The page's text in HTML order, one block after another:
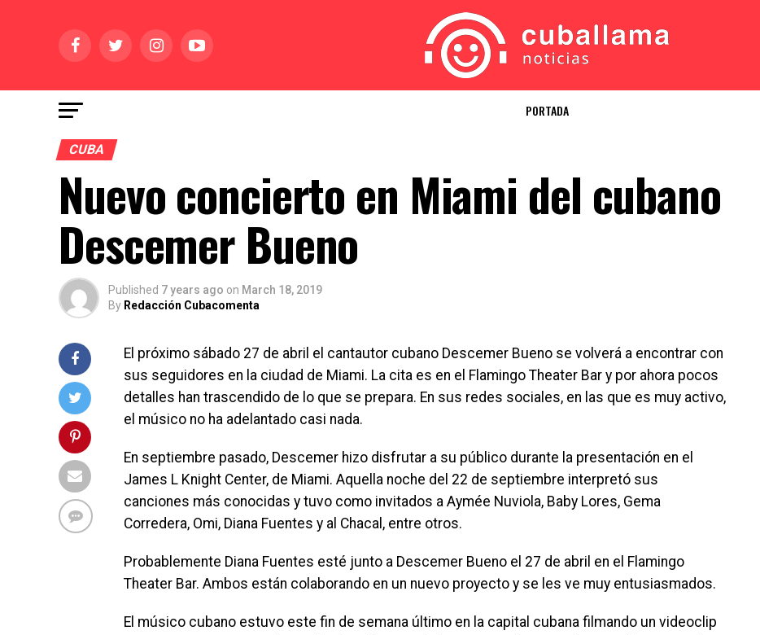
PORTADA
CUBA
Nuevo concierto en Miami del cubano
Descemer Bueno
Published 7 years ago on March 18, 2019
By Redacción Cubacomenta
El próximo sábado 27 de abril el cantautor cubano Descemer Bueno se volverá a encontrar con
sus seguidores en la ciudad de Miami. La cita es en el Flamingo Theater Bar y por ahora pocos
detalles han trascendido de lo que se prepara. En sus redes sociales, en las que es muy activo,
el músico no ha adelantado casi nada.
En septiembre pasado, Descemer hizo disfrutar a su público durante la presentación en el
James L Knight Center, de Miami. Aquella noche del 22 de septiembre interpretó sus
canciones más conocidas y tuvo como invitados a Aymée Nuviola, Baby Lores, Gema
Corredera, Omi, Diana Fuentes y al Chacal, entre otros.
Probablemente Diana Fuentes esté junto a Descemer Bueno el 27 de abril en el Flamingo
Theater Bar. Ambos están colaborando en un nuevo proyecto y se les ve muy entusiasmados.
El músico cubano estuvo este fin de semana último en la capital cubana filmando un videoclip